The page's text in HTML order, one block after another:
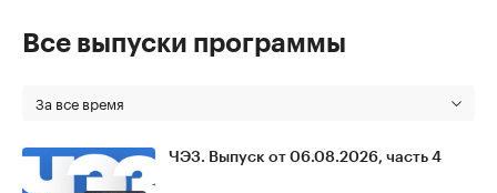
Все выпуски программы
За все время
ЧЭЗ. Выпуск от 06.08.2026, часть 4